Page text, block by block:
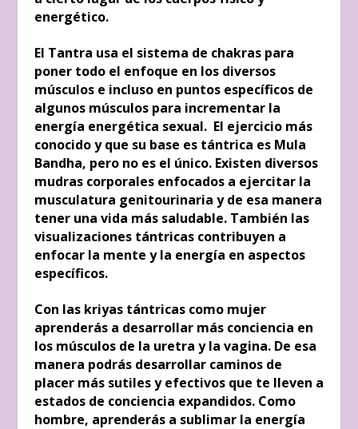
energético.
El Tantra usa el sistema de chakras para
poner todo el enfoque en los diversos
músculos e incluso en puntos específicos de
algunos músculos para incrementar la
energía energética sexual. El ejercicio más
conocido y que su base es tántrica es Mula
Bandha, pero no es el único. Existen diversos
mudras corporales enfocados a ejercitar la
musculatura genitourinaria y de esa manera
tener una vida más saludable. También las
visualizaciones tántricas contribuyen a
enfocar la mente y la energía en aspectos
específicos.
Con las kriyas tántricas como mujer
aprenderás a desarrollar más conciencia en
los músculos de la uretra y la vagina. De esa
manera podrás desarrollar caminos de
placer más sutiles y efectivos que te lleven a
estados de conciencia expandidos. Como
hombre, aprenderás a sublimar la energía